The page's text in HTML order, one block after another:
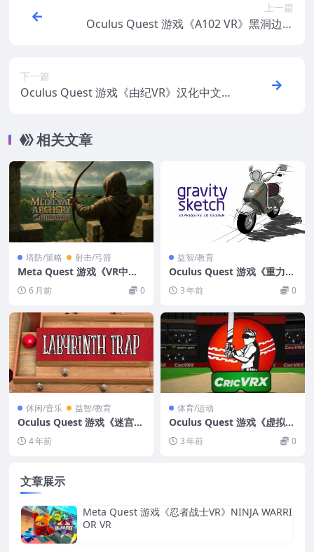
上一篇
Oculus Quest 游戏《A102 VR》黑洞边缘
下一篇
Oculus Quest 游戏《由纪VR》汉化中文版
相关文章
塔防/策略 射击/弓箭
Meta Quest 游戏《VR中世
纪射箭模拟器》VR Medieval
Archery Simulator
6 月前 0
益智/教育
Oculus Quest 游戏《重力素
描VR》Gravity Sketch VR
游戏免费下载
3 年前 0
休闲/音乐 益智/教育
Oculus Quest 游戏《迷宫陷
阱VR》Labyrinth Trap VR
4 年前
体育/运动
Oculus Quest 游戏《虚拟板
球》CricVRX – Virtual Crick
et with Real Talents
3 年前 0
文章展示
Meta Quest 游戏《忍者战士VR》NINJA WARRI
OR VR